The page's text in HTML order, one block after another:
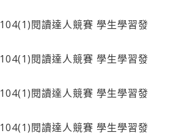
104(1)閱讀達人競賽 學生學習發
104(1)閱讀達人競賽 學生學習發
104(1)閱讀達人競賽 學生學習發
104(1)閱讀達人競賽 學生學習發